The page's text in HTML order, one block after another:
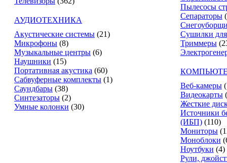
АУДИОТЕХНИКА
Акустические системы (21)
Микрофоны (8)
Музыкальные центры (6)
Наушники (15)
Портативная акустика (60)
Сабвуферные комплекты (1)
Саундбары (38)
Синтезаторы (2)
Умные колонки (30)
Пылесосы
Сепараторы
Сушилки
Триммеры
Веб-камеры
Видеокарты
Жесткие
Источники
(ИБП) (110)
Мониторы
Моноблоки
Ноутбуки (4)
Рули,